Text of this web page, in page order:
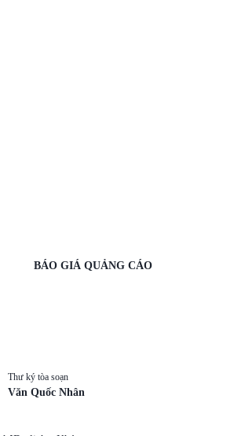
BÁO GIÁ QUẢNG CÁO
Thư ký tòa soạn
Văn Quốc Nhân